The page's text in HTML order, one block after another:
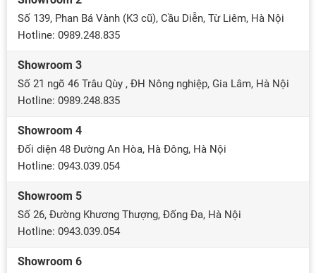
Số 139, Phan Bá Vành (K3 cũ), Cầu Diễn, Từ Liêm, Hà Nội
Hotline: 0989.248.835
Showroom 3
Số 21 ngõ 46 Trâu Qùy , ĐH Nông nghiệp, Gia Lâm, Hà Nội
Hotline: 0989.248.835
Showroom 4
Đối diện 48 Đường An Hòa, Hà Đông, Hà Nội
Hotline: 0943.039.054
Showroom 5
Số 26, Đường Khương Thượng, Đống Đa, Hà Nội
Hotline: 0943.039.054
Showroom 6